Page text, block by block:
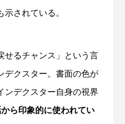
されている。
せるチャンス」という言
デクスター。書面の色が
ンデクスター自身の視界
ら印象的に使われてい